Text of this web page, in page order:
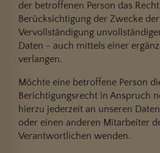
der betroffenen Person das
Berücksichtigung der Zwecke
Vervollständigung
Daten - auch mittels einer
verlangen.
Möchte eine betroffene Person
Berichtigungsrecht in Anspruch
hierzu jederzeit an unseren
oder einen anderen Mitarbeiter
Verantwortlichen wenden.